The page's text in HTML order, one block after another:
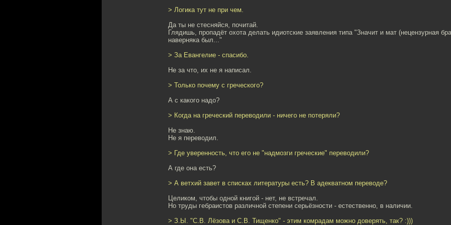
> Логика тут не при чем.
Да ты не стесняйся, почитай.
Глядишь, пропадёт охота делать идиотские заявления типа "Значит и мат (нецензурная
наверняка был..."
> За Евангелие - спасибо.
Не за что, их не я написал.
> Только почему с греческого?
А с какого надо?
> Когда на греческий переводили - ничего не потеряли?
Не знаю.
Не я переводил.
> Где уверенность, что его не "надмозги греческие" переводили?
А где она есть?
> А ветхий завет в списках литературы есть? В адекватном переводе?
Целиком, чтобы одной книгой - нет, не встречал.
Но труды гебраистов различной степени серьёзности - естественно, в наличии.
> З.Ы. "С.В. Лёзова и С.В. Тищенко" - этим комрадам можно доверять, так? :)))